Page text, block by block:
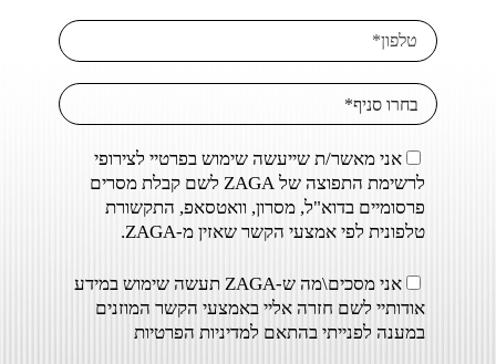
אני מאשר/ת שייעשה שימוש בפרטיי לצירופי
לרשימת התפוצה של ZAGA לשם קבלת מסרים
פרסומיים בדוא"ל, מסרון, וואטסאפ, התקשורת
טלפונית לפי אמצעי הקשר שאזין מ-ZAGA.
אני מסכים\מה ש-ZAGA תעשה שימוש במידע
אודותיי לשם חזרה אליי באמצעי הקשר המוזנים
במענה לפנייתי בהתאם למדיניות הפרטיות